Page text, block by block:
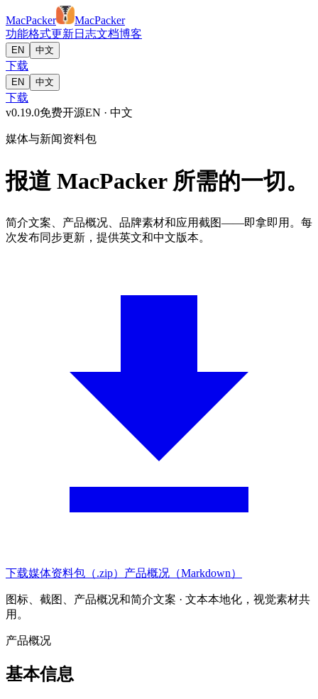
MacPacker
MacPacker
功能格式更新日志文档博客
EN 中文
下载
EN 中文
下载
v0.19.0免费开源EN · 中文
媒体与新闻资料包
报道 MacPacker 所需的一切。
简介文案、产品概况、品牌素材和应用截图——即拿即用。每
次发布同步更新，提供英文和中文版本。
下载媒体资料包（.zip） 产品概况（Markdown）
图标、截图、产品概况和简介文案 · 文本本地化，视觉素材共
用。
产品概况
基本信息